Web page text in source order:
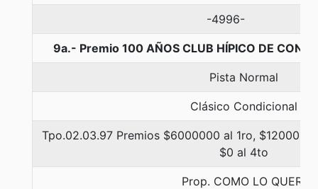
-4996-
9a.- Premio 100 AÑOS CLUB HÍPICO DE
Pista Normal
Clásico Condicional
Tpo.02.03.97 Premios $6000000 al 1ro,
$0 al 4to
Prop. COMO LO QUERI